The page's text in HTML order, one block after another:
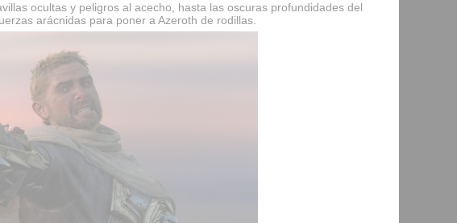
ocultas y peligros al acecho, hasta las oscuras profundidades del
arácnidas para poner a Azeroth de rodillas.